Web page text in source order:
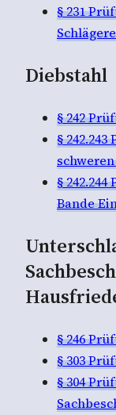
§ 231
Diebstahl
§ 242
§
§
Bande
§ 246
§ 303
§ 304